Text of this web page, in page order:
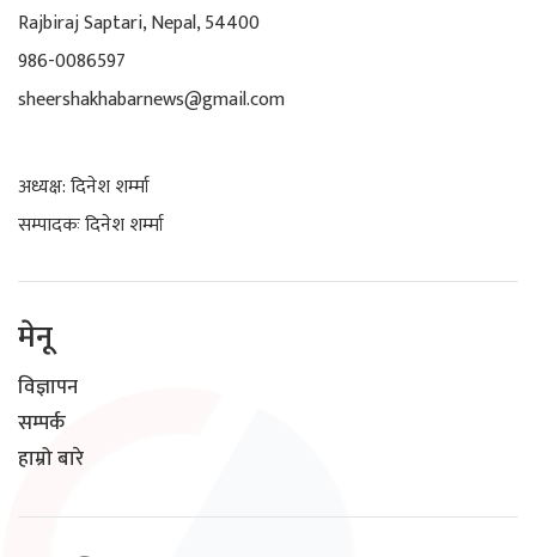
Rajbiraj Saptari, Nepal, 54400
986-0086597
sheershakhabarnews@gmail.com
अध्यक्ष: दिनेश शर्म्मा
सम्पादकः दिनेश शर्म्मा
मेनू
विज्ञापन
सम्पर्क
हाम्रो बारे